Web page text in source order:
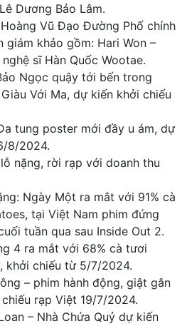
Dương Bảo Lâm.
Vũ Đạo Đường Phố chính
khảo gồm: Hari Won –
sĩ Hàn Quốc Wootae.
Ngọc quậy tới bến trong
Với Ma, dự kiến khởi chiếu
tung poster mới đầy u ám, dự
8/2024.
nặng, rời rạp với doanh thu
Ngày Một ra mắt với 91% cà
tại Việt Nam phim đứng
tuần qua sau Inside Out 2.
4 ra mắt với 68% cà tươi
khởi chiếu từ 5/7/2024.
– phim hành động, giật gân
rạp Việt 19/7/2024.
– Nhà Chứa Quỷ dự kiến